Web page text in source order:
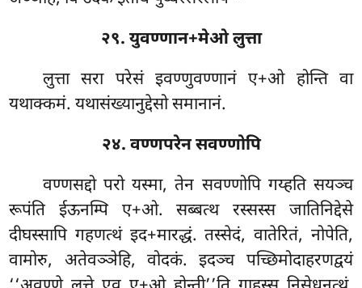
२९. युवण्णान+मेओ लुत्ता
लुत्ता सरा परेसं इवण्णुवण्णानं ए+ओ होन्ति वा
यथाक्कमं. यथासंख्यानुद्देसो समानानं.
२४. वण्णपरेन सवण्णोपि
वण्णसद्दो परो यस्मा, तेन सवण्णोपि गय्हति सयञ्च
रूपंति ईऊनम्पि ए+ओ. सब्बत्थ रस्सस्स जातिनिद्देसे
दीघस्सापि गहणत्थं इद+मारद्धं. तस्सेदं, वातेरितं, नोपेति,
वामोरु, अतेवञ्ञेहि, वोदकं. इदञ्च पच्छिमोदाहरणद्वयं